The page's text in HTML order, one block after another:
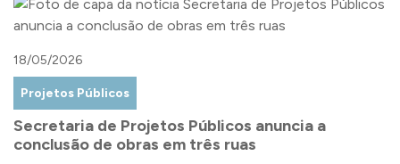
18/05/2026
Projetos Públicos
Secretaria de Projetos Públicos anuncia a
conclusão de obras em três ruas